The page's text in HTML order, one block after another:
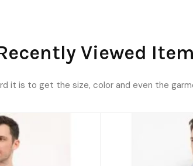
Viewed
it is to get the size, color and even the